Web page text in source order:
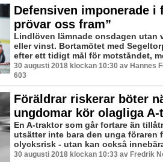
Defensiven imponerade i
prövar oss fram”
Lindlöven lämnade onsdagen utan
eller vinst. Bortamötet med
efter ett tidigt mål för motståndet,
30 augusti 2018 klockan 10:30 av Hannes
603
Föräldrar riskerar böter
ungdomar kör olagliga
En A-traktor som går fortare än
utsätter inte bara den unga föraren
olycksrisk - utan kan också
30 augusti 2018 klockan 10:33 av Fredrik